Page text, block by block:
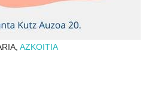
AZKOITIA